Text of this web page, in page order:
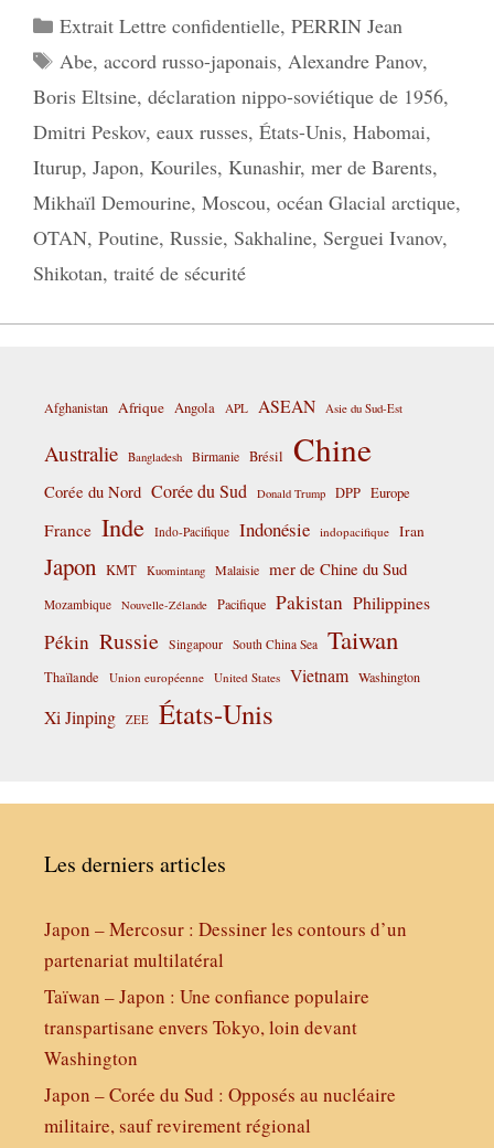
Catégories
Extrait Lettre confidentielle, PERRIN Jean
Étiquettes
Abe, accord russo-japonais, Alexandre Panov,
Boris Eltsine, déclaration nippo-soviétique de 1956,
Dmitri Peskov, eaux russes, États-Unis, Habomai,
Iturup, Japon, Kouriles, Kunashir, mer de Barents,
Mikhaïl Demourine, Moscou, océan Glacial arctique,
OTAN, Poutine, Russie, Sakhaline, Serguei Ivanov,
Shikotan, traité de sécurité
Afghanistan Afrique Angola APL ASEAN Asie du Sud-Est
Australie Bangladesh Birmanie Brésil Chine
Corée du Nord Corée du Sud Donald Trump DPP Europe
France Inde Indo-Pacifique Indonésie indopacifique Iran
Japon KMT Kuomintang Malaisie mer de Chine du Sud
Mozambique Nouvelle-Zélande Pacifique Pakistan Philippines
Pékin Russie Singapour South China Sea Taiwan
Thaïlande Union européenne United States Vietnam Washington
Xi Jinping ZEE États-Unis
Les derniers articles
Japon – Mercosur : Dessiner les contours d’un
partenariat multilatéral
Taïwan – Japon : Une confiance populaire
transpartisane envers Tokyo, loin devant
Washington
Japon – Corée du Sud : Opposés au nucléaire
militaire, sauf revirement régional